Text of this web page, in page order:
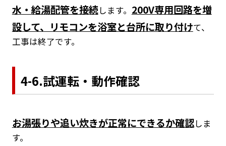
水・給湯配管を接続します。 200V専用回路を増
設して、リモコンを浴室と台所に取り付けて、
工事は終了です。
4-6.試運転・動作確認
お湯張りや追い炊きが正常にできるか確認しま
す。